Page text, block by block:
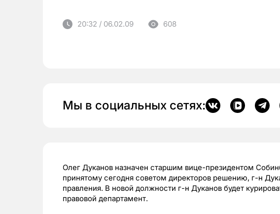
20:32 / 06.02.09 608
Мы в социальных сетях:
Олег Дуканов назначен старшим вице-президентом
принятому сегодня советом директоров решению, г-н
правления. В новой должности г-н Дуканов будет
правовой департамент.